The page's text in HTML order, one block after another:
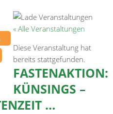
« Alle Veranstaltungen
Diese Veranstaltung hat
bereits stattgefunden.
FASTENAKTION:
KÜNSINGS –
…